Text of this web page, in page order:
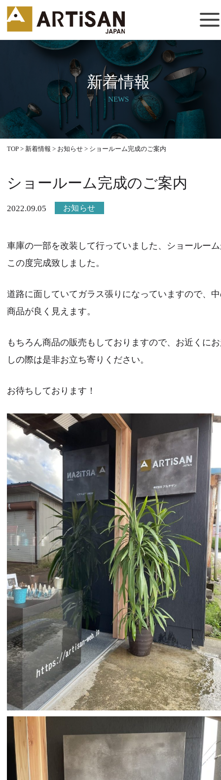
新着情報
NEWS
TOP > 新着情報 > お知らせ > ショールーム完成のご案内
ショールーム完成のご案内
2022.09.05 お知らせ
車庫の一部を改装して行っていました、ショールー
この度完成致しました。
道路に面していてガラス張りになっていますので、
商品が良く見えます。
もちろん商品の販売もしておりますので、お近くに
しの際は是非お立ち寄りください。
お待ちしております！